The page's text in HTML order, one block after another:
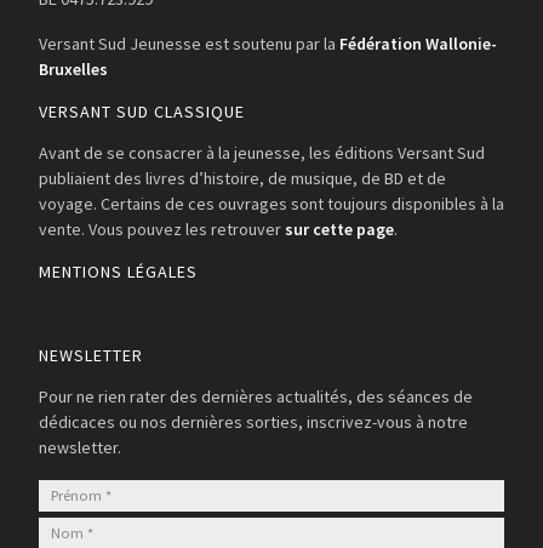
Versant Sud Jeunesse est soutenu par la Fédération Wallonie-
Bruxelles
VERSANT SUD CLASSIQUE
Avant de se consacrer à la jeunesse, les éditions Versant Sud
publiaient des livres d’histoire, de musique, de BD et de
voyage. Certains de ces ouvrages sont toujours disponibles à la
vente. Vous pouvez les retrouver sur cette page.
MENTIONS LÉGALES
NEWSLETTER
Pour ne rien rater des dernières actualités, des séances de
dédicaces ou nos dernières sorties, inscrivez-vous à notre
newsletter.